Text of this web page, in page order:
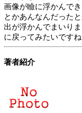
画像が瞼に浮かんで
とかあんなんだった
出が浮かんでまいり
に戻ってみたいです
著者紹介